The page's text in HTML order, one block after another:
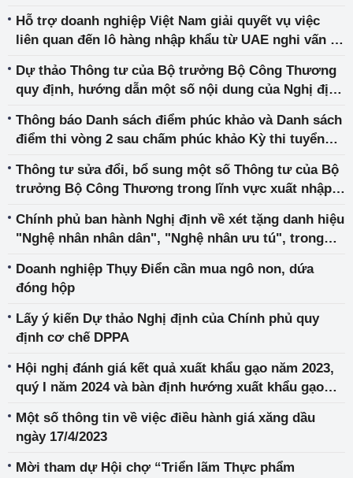
từ propylen có xuất xứ từ Ma-lai-xi-a, Thái Lan và
Trung Quốc
Hỗ trợ doanh nghiệp Việt Nam giải quyết vụ việc
liên quan đến lô hàng nhập khẩu từ UAE nghi vấn có
Dự thảo Thông tư của Bộ trưởng Bộ Công Thương
quy định, hướng dẫn một số nội dung của Nghị định
Thông báo Danh sách điểm phúc khảo và Danh sách
điểm thi vòng 2 sau chấm phúc khảo Kỳ thi tuyển
Thông tư sửa đổi, bổ sung một số Thông tư của Bộ
trưởng Bộ Công Thương trong lĩnh vực xuất nhập
Chính phủ ban hành Nghị định về xét tặng danh hiệu
"Nghệ nhân nhân dân", "Nghệ nhân ưu tú", trong
Doanh nghiệp Thụy Điển cần mua ngô non, dứa
đóng hộp
Lấy ý kiến Dự thảo Nghị định của Chính phủ quy
định cơ chế DPPA
Hội nghị đánh giá kết quả xuất khẩu gạo năm 2023,
quý I năm 2024 và bàn định hướng xuất khẩu gạo
Một số thông tin về việc điều hành giá xăng dầu
ngày 17/4/2023
Mời tham dự Hội chợ “Triển lãm Thực phẩm